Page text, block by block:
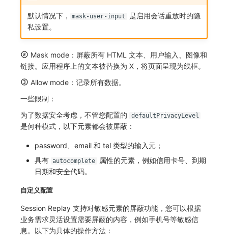
默认情况下， mask-user-input
是启用会话重放时的隐
私设置。
Mask mode：屏蔽所有 HTML 文本、用户输入、图像和
链接。应用程序上的文本被替换为 X，将页面呈现为线框。
Allow mode：记录所有数据。
一些限制：
为了数据安全考虑，不管您配置的
defaultPrivacyLevel
是何种模式，以下元素都会被屏蔽：
password、email 和 tel 类型的输入元；
具有 autocomplete
属性的元素，例如信用卡号、到期
日期和安全代码。
自定义配置
Session Replay 支持对敏感元素的屏蔽功能，您可以根据
业务需求灵活设置需要屏蔽的内容，例如手机号等敏感信
息。以下为具体的操作方法：